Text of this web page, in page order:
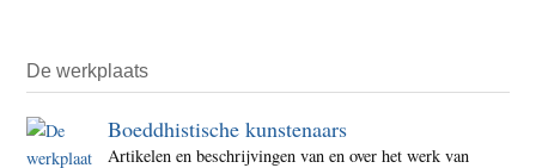
De werkplaats
Boeddhistische kunstenaars
Artikelen en beschrijvingen van en over het werk van